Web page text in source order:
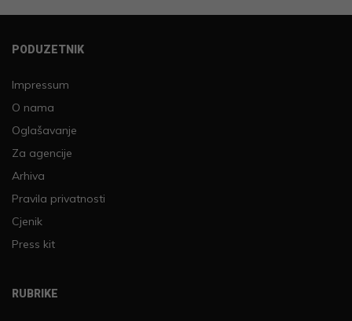
PODUZETNIK
Impressum
O nama
Oglašavanje
Za agencije
Arhiva
Pravila privatnosti
Cjenik
Press kit
RUBRIKE